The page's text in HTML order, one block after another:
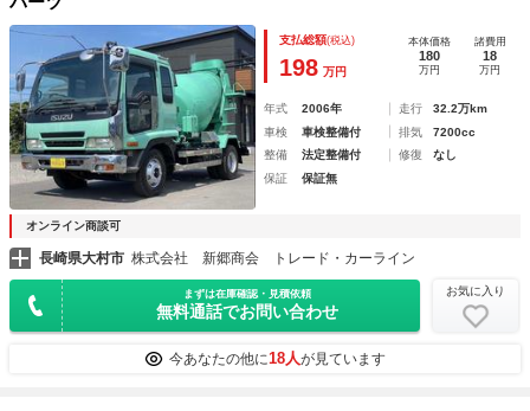
支払総額(税込)
198 万円
本体価格
180
万円
諸費用
18
万円
年式 2006年 走行
32.2万km
車検
車検整備付 排気
7200cc
整備
法定整備付 修復
なし
保証
保証無
オンライン商談可
長崎県大村市 株式会社 新郷商会 トレード・カーライン
まずは在庫確認・見積依頼
無料通話でお問い合わせ
お気に入り
今あなたの他に18人が見ています